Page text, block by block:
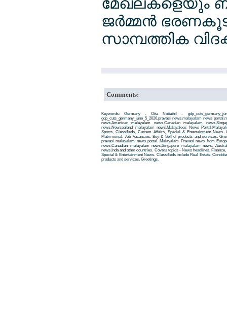
ജര്‍മ്മന്‍
സാമ്പത്തിക
Comments:
Keywords: Germany - Otta Nottathil -
gdp_cuts_germany_june_5_2026,pravasi news,malayalam news
news,American malayalam news,Canadian malayalam
news,Newzealand malayalam news,Malayalees News
Sports, Classifieds, Current Affairs, Special & Entertainment News.
Matrimonial, Job Vacancies, Buy & Sell of products and services,
pravasi malayalam news portal. Malayalam Pravasi news from
news,Canadian malayalam news,Singapore malayalam news,
news,Inda and other countries. Covers topics - News headlines,
Special & Entertainment News. Classifieds include Real Estate,
products and services, Greetings.